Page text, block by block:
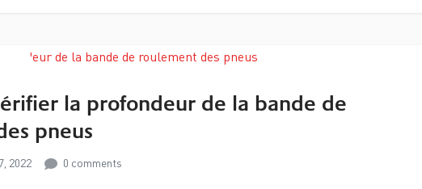
la profondeur de la bande de
pneus
2022 0 comments